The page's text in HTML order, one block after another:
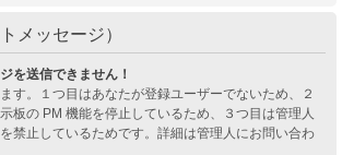
メッセージ）
を送信できません！
す。１つ目はあなたが登録ユーザーでないため、２
板の PM 機能を停止しているため、３つ目は管理人
禁止しているためです。詳細は管理人にお問い合わ